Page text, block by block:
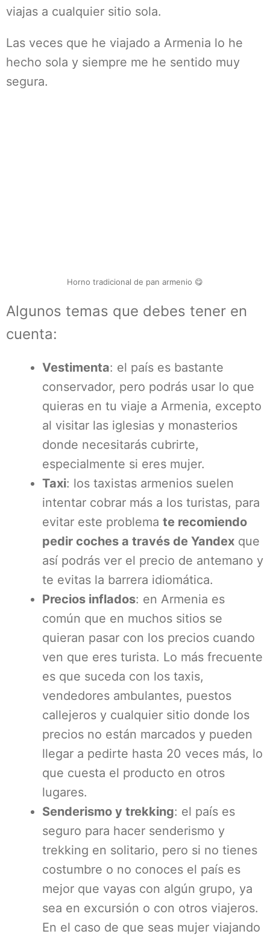
viajas a cualquier sitio sola.
Las veces que he viajado a Armenia lo he
hecho sola y siempre me he sentido muy
segura.
Horno tradicional de pan armenio 😋
Algunos temas que debes tener en
cuenta:
Vestimenta: el país es bastante
conservador, pero podrás usar lo que
quieras en tu viaje a Armenia, excepto
al visitar las iglesias y monasterios
donde necesitarás cubrirte,
especialmente si eres mujer.
Taxi: los taxistas armenios suelen
intentar cobrar más a los turistas, para
evitar este problema te recomiendo
pedir coches a través de Yandex que
así podrás ver el precio de antemano y
te evitas la barrera idiomática.
Precios inflados: en Armenia es
común que en muchos sitios se
quieran pasar con los precios cuando
ven que eres turista. Lo más frecuente
es que suceda con los taxis,
vendedores ambulantes, puestos
callejeros y cualquier sitio donde los
precios no están marcados y pueden
llegar a pedirte hasta 20 veces más, lo
que cuesta el producto en otros
lugares.
Senderismo y trekking: el país es
seguro para hacer senderismo y
trekking en solitario, pero si no tienes
costumbre o no conoces el país es
mejor que vayas con algún grupo, ya
sea en excursión o con otros viajeros.
En el caso de que seas mujer viajando